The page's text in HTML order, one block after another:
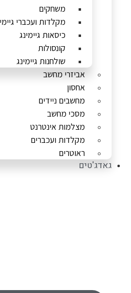
משחקים
מקלדות ועכברי גיימינג
כיסאות גיימינג
קונסולות
שולחנות גיימינג
אביזרי מחשב
אחסון
מחשבים ניידים
מסכי מחשב
מצלמות אינטרנט
מקלדות ועכברים
ראוטרים
גאדג'טים